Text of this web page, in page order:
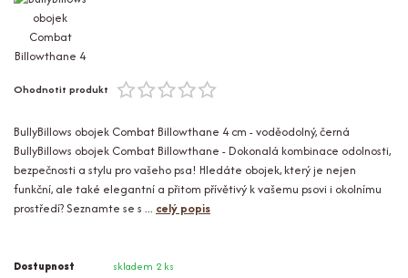
Ohodnotit produkt
BullyBillows obojek Combat Billowthane 4 cm - voděodolný, černá
BullyBillows obojek Combat Billowthane - Dokonalá kombinace odolnosti,
bezpečnosti a stylu pro vašeho psa! Hledáte obojek, který je nejen
funkční, ale také elegantní a přitom přívětivý k vašemu psovi i okolnímu
prostředí? Seznamte se s ... celý popis
Dostupnost skladem 2 ks